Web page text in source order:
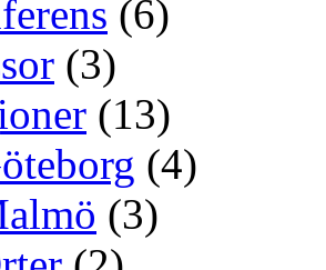
(6)
(3)
(13)
(4)
(3)